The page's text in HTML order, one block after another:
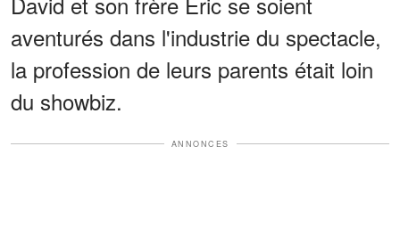
aventurés dans l'industrie du spectacle,
la profession de leurs parents était loin
du showbiz.
ANNONCES